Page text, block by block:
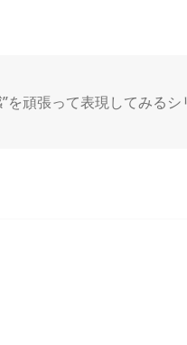
”を頑張って表現してみるシ